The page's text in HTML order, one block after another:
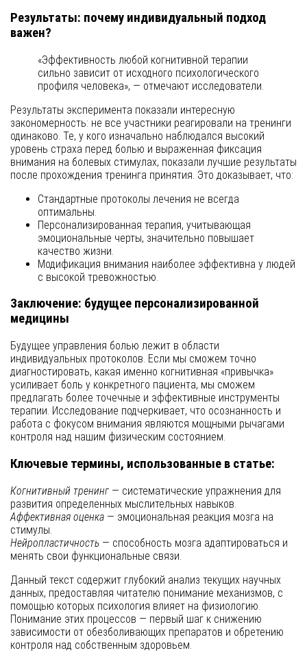
Результаты: почему индивидуальный подход
важен?
«Эффективность любой когнитивной терапии
сильно зависит от исходного психологического
профиля человека», — отмечают исследователи.
Результаты эксперимента показали интересную
закономерность: не все участники реагировали на тренинги
одинаково. Те, у кого изначально наблюдался высокий
уровень страха перед болью и выраженная фиксация
внимания на болевых стимулах, показали лучшие результаты
после прохождения тренинга принятия. Это доказывает, что:
Стандартные протоколы лечения не всегда
оптимальны.
Персонализированная терапия, учитывающая
эмоциональные черты, значительно повышает
качество жизни.
Модификация внимания наиболее эффективна у людей
с высокой тревожностью.
Заключение: будущее персонализированной
медицины
Будущее управления болью лежит в области
индивидуальных протоколов. Если мы сможем точно
диагностировать, какая именно когнитивная «привычка»
усиливает боль у конкретного пациента, мы сможем
предлагать более точечные и эффективные инструменты
терапии. Исследование подчеркивает, что осознанность и
работа с фокусом внимания являются мощными рычагами
контроля над нашим физическим состоянием.
Ключевые термины, использованные в статье:
Когнитивный тренинг — систематические упражнения для
развития определенных мыслительных навыков.
Аффективная оценка — эмоциональная реакция мозга на
стимулы.
Нейропластичность — способность мозга адаптироваться и
менять свои функциональные связи.
Данный текст содержит глубокий анализ текущих научных
данных, предоставляя читателю понимание механизмов, с
помощью которых психология влияет на физиологию.
Понимание этих процессов — первый шаг к снижению
зависимости от обезболивающих препаратов и обретению
контроля над собственным здоровьем.